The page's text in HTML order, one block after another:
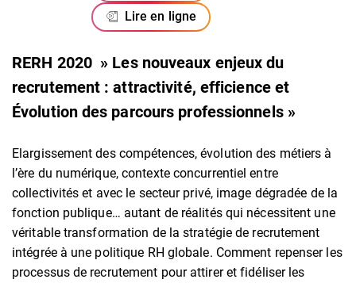
Lire en ligne
RERH 2020 » Les nouveaux enjeux du
recrutement : attractivité, efficience et
Évolution des parcours professionnels »
Elargissement des compétences, évolution des métiers à
l’ère du numérique, contexte concurrentiel entre
collectivités et avec le secteur privé, image dégradée de la
fonction publique… autant de réalités qui nécessitent une
véritable transformation de la stratégie de recrutement
intégrée à une politique RH globale. Comment repenser les
processus de recrutement pour attirer et fidéliser les